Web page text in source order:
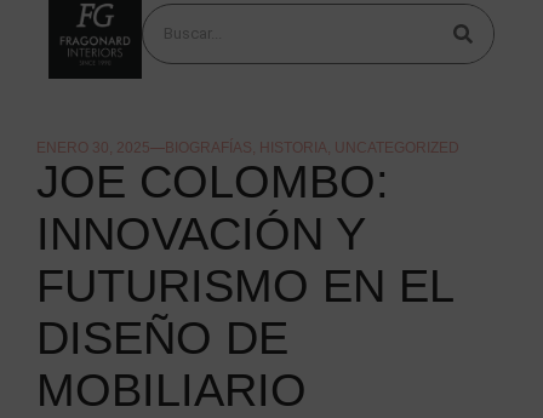
ENERO 30, 2025 BIOGRAFÍAS, HISTORIA, UNCATEGORIZED
JOE COLOMBO:
INNOVACIÓN Y
FUTURISMO EN EL
DISEÑO DE
MOBILIARIO